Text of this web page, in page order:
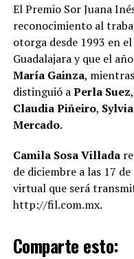
El Premio Sor Juana
reconocimiento al
otorga desde 1993 en
Guadalajara y que el
María Gainza,
distinguió aPerla Suez,
Claudia Piñeiro,
Mercado.
Camila Sosa Villada
de diciembre a las 17
virtual que será
http://fil.com.mx.
Comparte esto: